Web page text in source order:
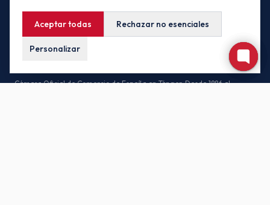
Aceptar todas Rechazar no esenciales
Personalizar
Cámara Oficial de Comercio de España en Tánger. Desde 1886 al